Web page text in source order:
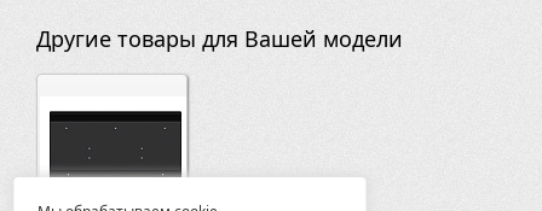
Другие товары для Вашей модели